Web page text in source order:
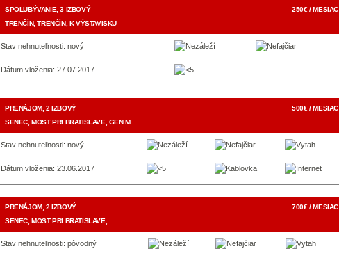
SPOLUBÝVANIE, 3 IZBOVÝ
TRENČÍN, TRENČÍN, K VÝSTAVISKU
250€ / MESIAC
Stav nehnuteľnosti: nový
Dátum vloženia: 27.07.2017
PRENÁJOM, 2 IZBOVÝ
SENEC, MOST PRI BRATISLAVE, GEN.M…
500€ / MESIAC
Stav nehnuteľnosti: nový
Dátum vloženia: 23.06.2017
PRENÁJOM, 2 IZBOVÝ
SENEC, MOST PRI BRATISLAVE,
700€ / MESIAC
Stav nehnuteľnosti: pôvodný